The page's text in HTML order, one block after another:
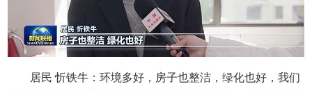
居民 忻铁牛：环境多好，房子也整洁，绿化也好，我们